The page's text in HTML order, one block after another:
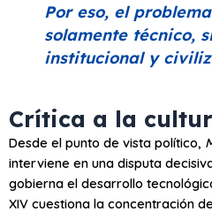
Por eso, el
solamente técnico,
institucional y
Crítica a la
Desde el punto de vista político,
interviene en una disputa
gobierna el desarrollo
XIV cuestiona la concentración